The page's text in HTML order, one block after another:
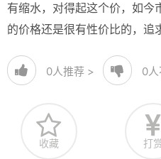
有缩水，对得起这个价，如
的价格还是很有性价比的，追
0人推荐 > 0
收藏 打